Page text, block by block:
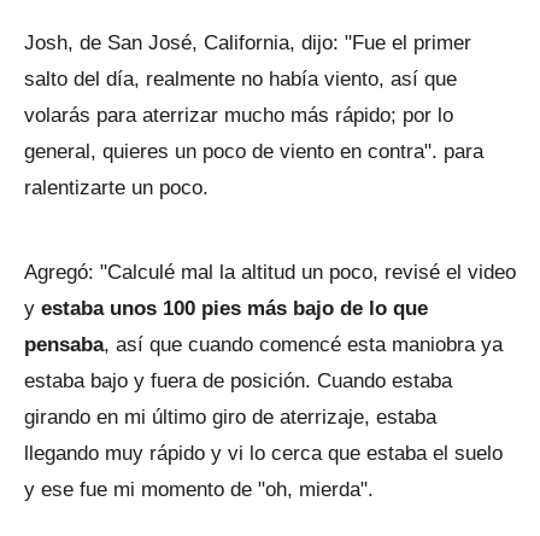
Josh, de San José, California, dijo: "Fue el primer
salto del día, realmente no había viento, así que
volarás para aterrizar mucho más rápido; por lo
general, quieres un poco de viento en contra". para
ralentizarte un poco.
Agregó: "Calculé mal la altitud un poco, revisé el video
y estaba unos 100 pies más bajo de lo que
pensaba, así que cuando comencé esta maniobra ya
estaba bajo y fuera de posición. Cuando estaba
girando en mi último giro de aterrizaje, estaba
llegando muy rápido y vi lo cerca que estaba el suelo
y ese fue mi momento de "oh, mierda".